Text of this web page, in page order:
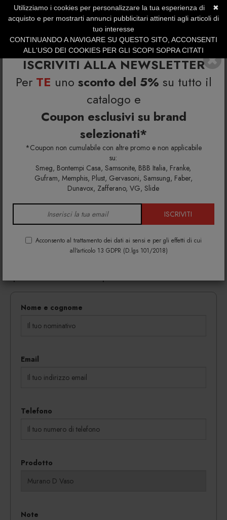
ISCRIVITI ALLA NEWSLETTER
Per TE uno sconto del 5% su tutto il
catalogo e
Coupon esclusivi su brand
selezionati*
*Coupon non cumulabile con altre promo e non applicabile
su:
Smeg, Bontempi Casa, Samsonite, BBB Italia, Franke,
Gufram, Memphis, Plust, Gervasoni, Samsung, Faber,
Dunavox, Zafferano, VG, Slide
ISCRIVITI
Acconsento al trattamento dei dati ai sensi e per gli effetti di cui
all'articolo 13 GDPR (D.lgs 101/2018)
SERVIZIO CLIENTI +39.0773.470.562
SUMMER SALES | Fino al 40% di Sconto
Richiedi info e un'offerta personalizzata per te
Murano D Vaso
Richiedi maggiori info e la tua
offerta personalizzata per
Murano D Vaso
informazioni su colori, materiali e disponibilità.
Nome e cognome
Email
Telefono
Prodotto
Note
✖
Utilizziamo i cookies per personalizzare la tua esperienza di
acquisto e per mostrarti annunci pubblicitari attinenti agli articoli di
tuo interesse
CONTINUANDO A NAVIGARE SU QUESTO SITO, ACCONSENTI
ALL'USO DEI COOKIES PER GLI SCOPI SOPRA CITATI